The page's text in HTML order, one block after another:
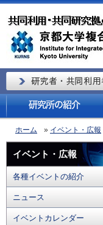
ホーム » イベント・広報
イベント・広報
各種イベントの紹介
ニュース
イベントカレンダー